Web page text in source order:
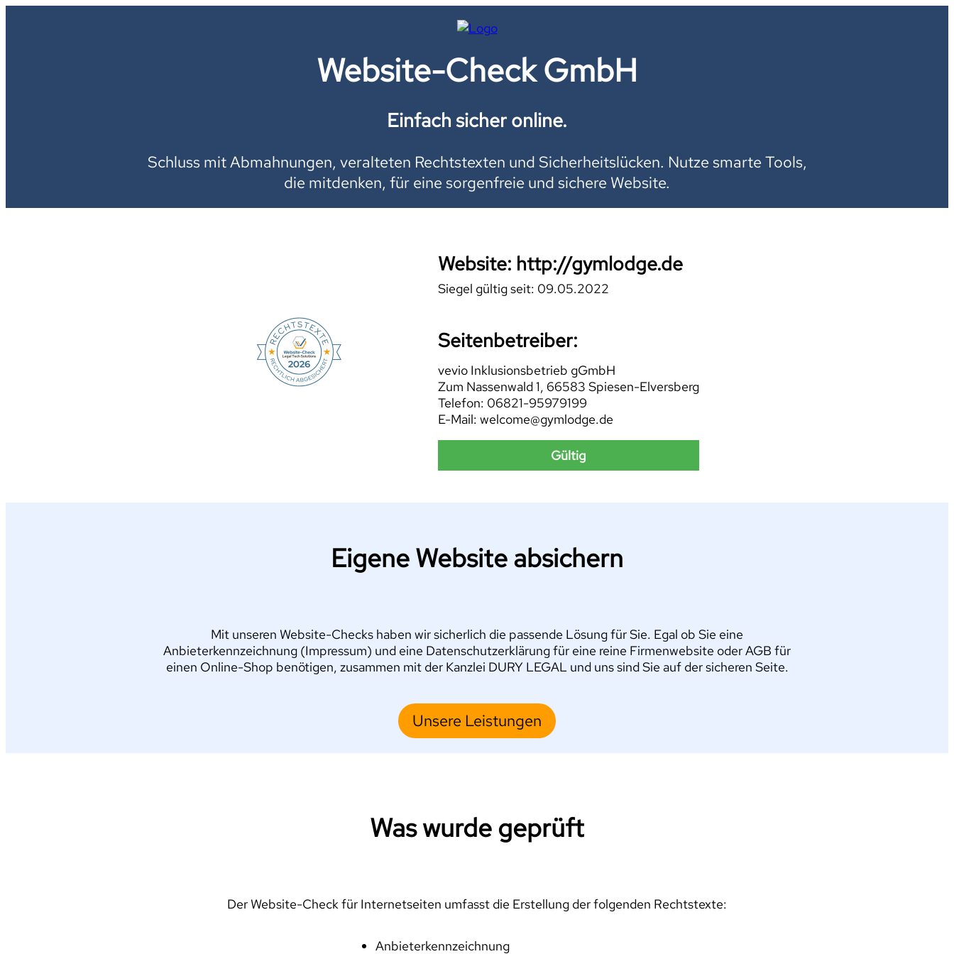
Website-Check GmbH
Einfach sicher online.
Schluss mit Abmahnungen, veralteten Rechtstexten und Sicherheitslücken. Nutze smarte Tools,
die mitdenken, für eine sorgenfreie und sichere Website.
Website: http://gymlodge.de
Siegel gültig seit: 09.05.2022
Seitenbetreiber:
vevio Inklusionsbetrieb gGmbH
Zum Nassenwald 1, 66583 Spiesen-Elversberg
Telefon: 06821-95979199
E-Mail: welcome@gymlodge.de
Gültig
Eigene Website absichern
Mit unseren Website-Checks haben wir sicherlich die passende Lösung für Sie. Egal ob Sie eine
Anbieterkennzeichnung (Impressum) und eine Datenschutzerklärung für eine reine Firmenwebsite oder AGB für
einen Online-Shop benötigen, zusammen mit der Kanzlei DURY LEGAL und uns sind Sie auf der sicheren Seite.
Unsere Leistungen
Was wurde geprüft
Der Website-Check für Internetseiten umfasst die Erstellung der folgenden Rechtstexte:
Anbieterkennzeichnung